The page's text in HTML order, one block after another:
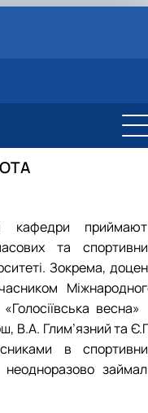
програма
програма 202 «Захист і
гурток
гурток «Імунітет
гурток
кафедри
та
Зокрема,
весна»
В.А. Глим’язний та
в
неодноразово